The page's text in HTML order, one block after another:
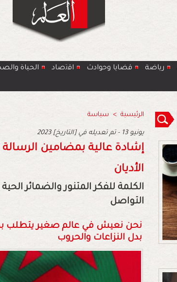
رياضة قضايا وحوادث اﻗﺗﺻﺎد الحياة
الرئيسية > سياسة
2023 يونيو 13 - تم تعديله في [التاريخ]
إشادة عالية بمضامين الرسالة
الأديان
الكلمة للفكر المتنور والضمائر
التواصل
نحن نعيش في عالم صغير يتطلب
بدل النزاعات والحروب